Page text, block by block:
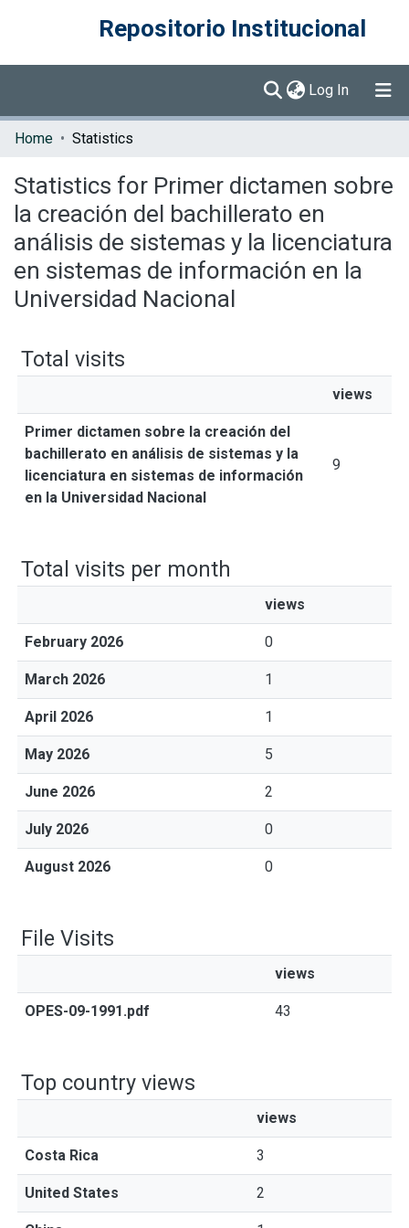
Repositorio Institucional
Log In (current)
Communities & Collections
Home Statistics
Statistics for Primer dictamen sobre
la creación del bachillerato en
análisis de sistemas y la licenciatura
en sistemas de información en la
Universidad Nacional
Total visits
views
Primer dictamen sobre la creación del
bachillerato en análisis de sistemas y la
licenciatura en sistemas de información
en la Universidad Nacional
9
Total visits per month
views
February 2026 0
March 2026 1
April 2026 1
May 2026 5
June 2026 2
July 2026 0
August 2026 0
File Visits
views
OPES-09-1991.pdf 43
Top country views
views
Costa Rica 3
United States 2